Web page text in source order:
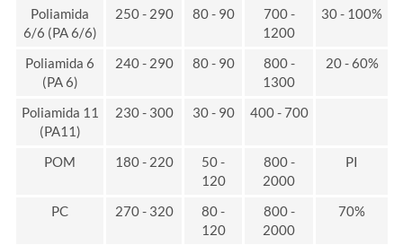
Poliamida
6/6 (PA 6/6)
250 - 290 80 - 90
700 -
1200
30 - 100%
Poliamida 6
(PA 6)
240 - 290 80 - 90
800 -
1300
20 - 60%
Poliamida 11
(PA11)
230 - 300 30 - 90 400 - 700
POM 180 - 220
50 -
120
800 -
2000
PI
PC 270 - 320
80 -
120
800 -
2000
70%